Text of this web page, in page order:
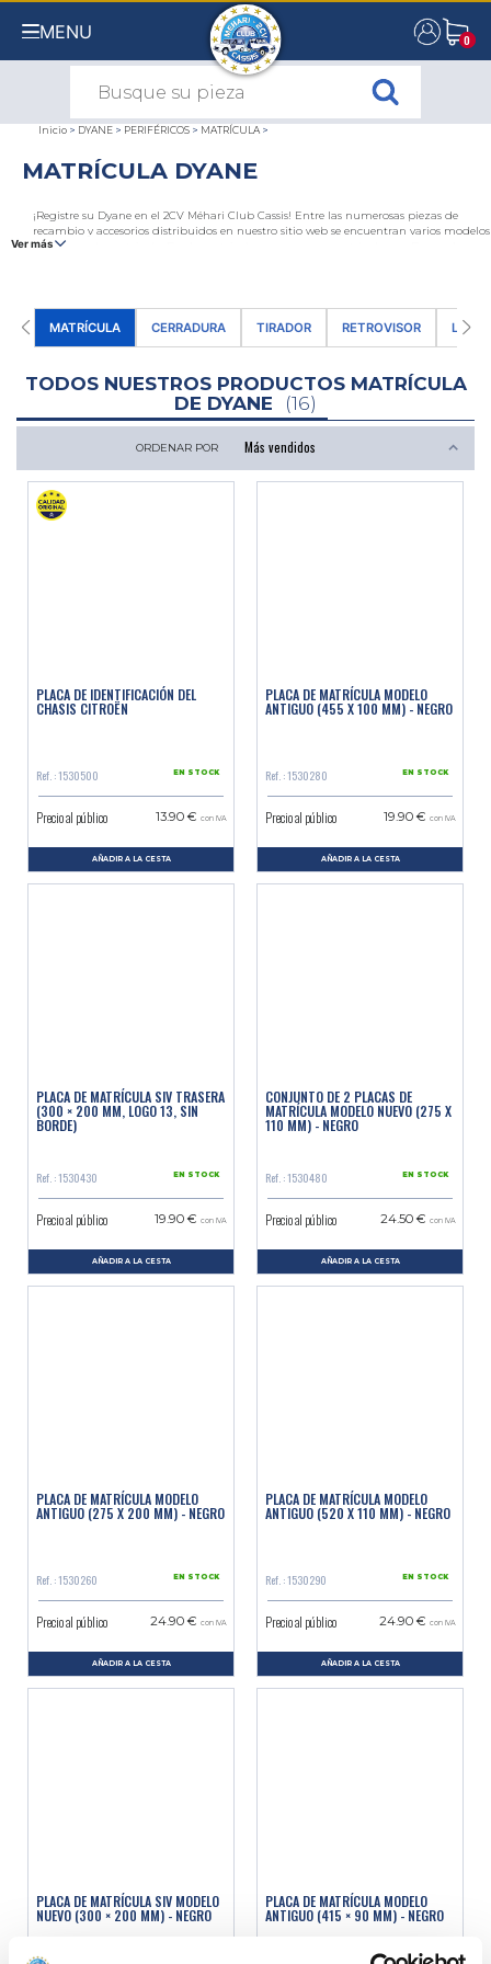
MENU 0
0
Inicio > DYANE > PERIFÉRICOS > MATRÍCULA >
MATRÍCULA DYANE
¡Registre su Dyane en el 2CV Méhari Club Cassis! Entre las numerosas piezas de
recambio y accesorios distribuidos en nuestro sitio web se encuentran varios modelos
de chapas de matrícula. Desde matrículas negras para matricular un Dyane de
Ver más
MATRÍCULA CERRADURA TIRADOR RETROVISOR
TODOS NUESTROS PRODUCTOS MATRÍCULA
DE DYANE
(16)
ORDENAR POR
PLACA DE IDENTIFICACIÓN DEL
CHASIS CITROËN
Ref. : 1530500 EN STOCK
Precio al público 13.90 € con IVA
AÑADIR A LA CESTA
PLACA DE MATRÍCULA MODELO
ANTIGUO (455 X 100 MM) - NEGRO
Ref. : 1530280 EN STOCK
Precio al público 19.90 € con IVA
AÑADIR A LA CESTA
PLACA DE MATRÍCULA SIV TRASERA
(300 × 200 MM, LOGO 13, SIN
BORDE)
Ref. : 1530430 EN STOCK
Precio al público 19.90 € con IVA
AÑADIR A LA CESTA
CONJUNTO DE 2 PLACAS DE
MATRÍCULA MODELO NUEVO (275 X
110 MM) - NEGRO
Ref. : 1530480 EN STOCK
Precio al público 24.50 € con IVA
AÑADIR A LA CESTA
PLACA DE MATRÍCULA MODELO
ANTIGUO (275 X 200 MM) - NEGRO
Ref. : 1530260 EN STOCK
Precio al público 24.90 € con IVA
AÑADIR A LA CESTA
PLACA DE MATRÍCULA MODELO
ANTIGUO (520 X 110 MM) - NEGRO
Ref. : 1530290 EN STOCK
Precio al público 24.90 € con IVA
AÑADIR A LA CESTA
PLACA DE MATRÍCULA SIV MODELO
NUEVO (300 × 200 MM) - NEGRO
PLACA DE MATRÍCULA MODELO
ANTIGUO (415 × 90 MM) - NEGRO